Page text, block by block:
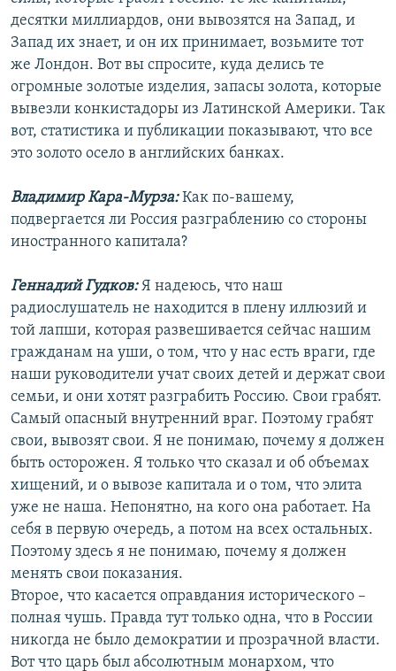
десятки миллиардов, они вывозятся на Запад, и
Запад их знает, и он их принимает, возьмите тот
же Лондон. Вот вы спросите, куда делись те
огромные золотые изделия, запасы золота, которые
вывезли конкистадоры из Латинской Америки. Так
вот, статистика и публикации показывают, что все
это золото осело в английских банках.
Владимир Кара-Мурза:Как по-вашему,
подвергается ли Россия разграблению со стороны
иностранного капитала?
Геннадий Гудков:Я надеюсь, что наш
радиослушатель не находится в плену иллюзий и
той лапши, которая развешивается сейчас нашим
гражданам на уши, о том, что у нас есть враги, где
наши руководители учат своих детей и держат свои
семьи, и они хотят разграбить Россию. Свои грабят.
Самый опасный внутренний враг. Поэтому грабят
свои, вывозят свои. Я не понимаю, почему я должен
быть осторожен. Я только что сказал и об объемах
хищений, и о вывозе капитала и о том, что элита
уже не наша. Непонятно, на кого она работает. На
себя в первую очередь, а потом на всех остальных.
Поэтому здесь я не понимаю, почему я должен
менять свои показания.
Второе, что касается оправдания исторического –
полная чушь. Правда тут только одна, что в России
никогда не было демократии и прозрачной власти.
Вот что царь был абсолютным монархом, что